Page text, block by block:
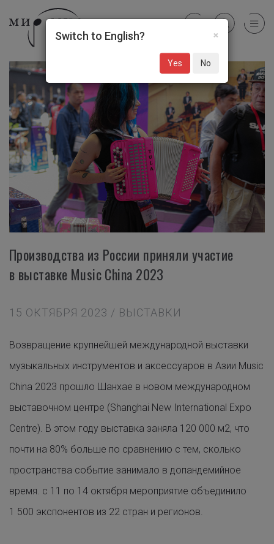
Производства из России приняли участие
в выставке Music China 2023
15 ОКТЯБРЯ 2023 / ВЫСТАВКИ
Возвращение крупнейшей международной выставки
музыкальных инструментов и аксессуаров в Азии Music
China 2023 прошло Шанхае в новом международном
выставочном центре (Shanghai New International Expo
Centre). В этом году выставка заняла 120 000 м2, что
почти на 80% больше по сравнению с тем, сколько
пространства событие занимало в допандемийное
время. с 11 по 14 октября мероприятие объединило
1 500 экспонентов из 22 стран и регионов.
×
Switch to English?
Yes No